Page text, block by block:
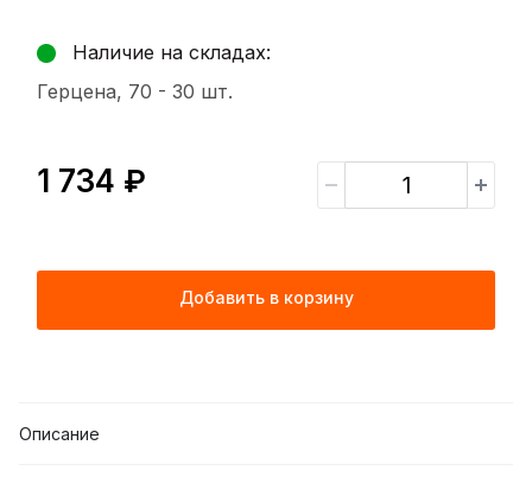
Наличие на складах:
Герцена, 70 - 30 шт.
1 734 ₽
Добавить в корзину
Описание